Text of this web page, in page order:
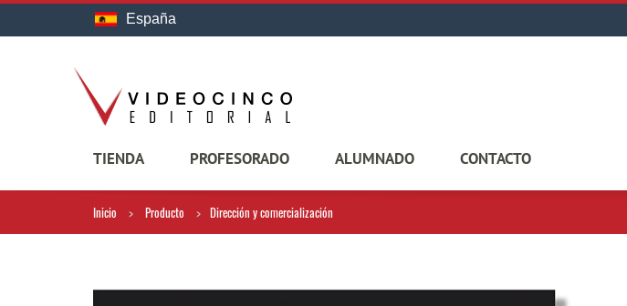
España
TIENDA PROFESORADO ALUMNADO CONTACTO
Inicio Producto Dirección y comercialización